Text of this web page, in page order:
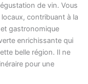
de vin. Vous
contribuant à la
gastronomique
enrichissante qui
belle région. Il ne
pour une